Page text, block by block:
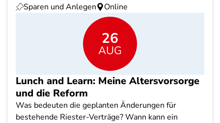
Sparen und Anlegen
Online
26
AUG
Lunch and Learn: Meine Altersvorsorge
und die Reform
Was bedeuten die geplanten Änderungen für
bestehende Riester-Verträge? Wann kann ein